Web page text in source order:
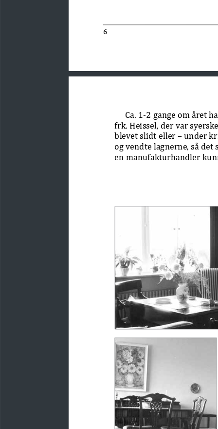
6
Ca. 1-2 gange om året
frk. Heissel, der var
blevet slidt eller – under
og vendte lagnerne, så
en manufakturhandler